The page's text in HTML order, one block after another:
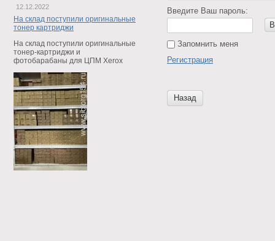
Введите Ваш пароль:
Запомнить меня
Регистрация
Назад
12.12.2022
На склад поступили оригинальные
тонер картриджи
На склад поступили оригинальные
тонер-картриджи и
фотобарабаны для ЦПМ Xerox